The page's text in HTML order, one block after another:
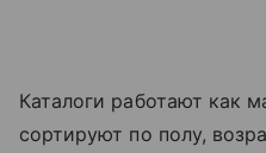
Каталоги работают как
сортируют по полу,